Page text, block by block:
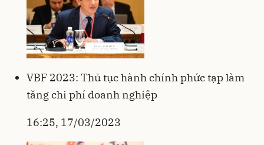
VBF 2023: Thủ tục hành chính phức tạp làm
tăng chi phí doanh nghiệp
16:25, 17/03/2023